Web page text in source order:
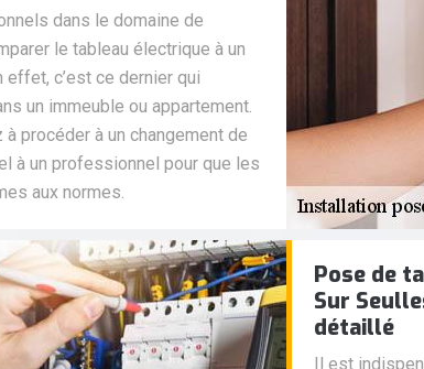
dans le domaine de
le tableau électrique à un
effet, c’est ce dernier qui
un immeuble ou appartement.
procéder à un changement de
à un professionnel pour que les
aux normes.
Pose de
Sur
détaillé
Il est